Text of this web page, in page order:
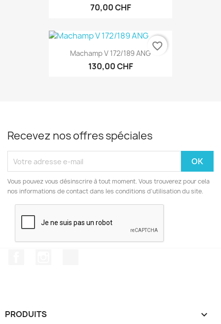
70,00 CHF
Machamp V 172/189 ANG
130,00 CHF
favorite_border
Recevez nos offres spéciales
Vous pouvez vous désinscrire à tout moment. Vous trouverez pour cela
nos informations de contact dans les conditions d'utilisation du site.
PRODUITS 